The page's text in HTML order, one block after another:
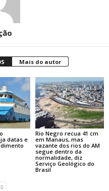
Mais do autor
datas e
Rio Negro recua 41 cm
em Manaus, mas
vazante dos rios do AM
segue dentro da
normalidade, diz
Serviço Geológico do
Brasil